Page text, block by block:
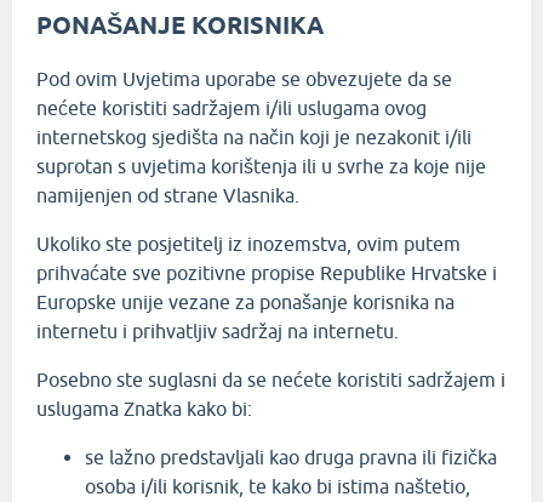
PONAŠANJE KORISNIKA
Pod ovim Uvjetima uporabe se obvezujete da se
nećete koristiti sadržajem i/ili uslugama ovog
internetskog sjedišta na način koji je nezakonit i/ili
suprotan s uvjetima korištenja ili u svrhe za koje nije
namijenjen od strane Vlasnika.
Ukoliko ste posjetitelj iz inozemstva, ovim putem
prihvaćate sve pozitivne propise Republike Hrvatske i
Europske unije vezane za ponašanje korisnika na
internetu i prihvatljiv sadržaj na internetu.
Posebno ste suglasni da se nećete koristiti sadržajem i
uslugama Znatka kako bi:
se lažno predstavljali kao druga pravna ili fizička
osoba i/ili korisnik, te kako bi istima naštetio,